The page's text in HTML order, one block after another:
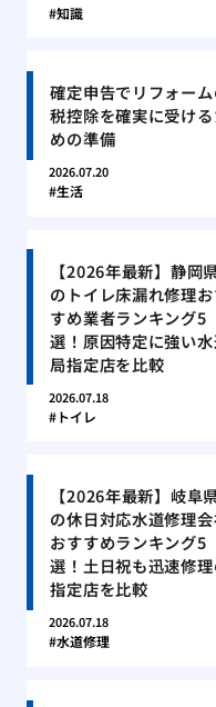
知識
確定申告でリフォー
税控除を確実に受ける
めの準備
2026.07.20
生活
【2026年最新】静岡
のトイレ床漏れ修理
すめ業者ランキング5
選！原因特定に強い
局指定店を比較
2026.07.18
トイレ
【2026年最新】岐阜
の休日対応水道修理
おすすめランキング5
選！土日祝も迅速修
指定店を比較
2026.07.18
水道修理